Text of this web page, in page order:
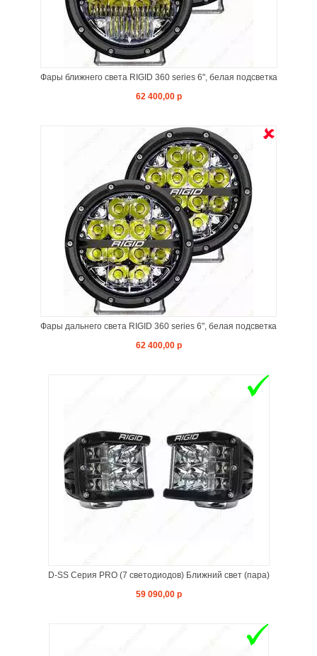
Фары ближнего света RIGID 360 series 6", белая подсветка
62 400,00 р
Фары дальнего света RIGID 360 series 6", белая подсветка
62 400,00 р
D-SS Серия PRO (7 светодиодов) Ближний свет (пара)
59 090,00 р